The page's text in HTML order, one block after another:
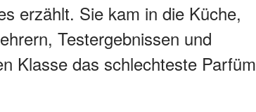
erzählt. Sie kam in die Küche,
Testergebnissen und
Klasse das schlechteste Parfüm